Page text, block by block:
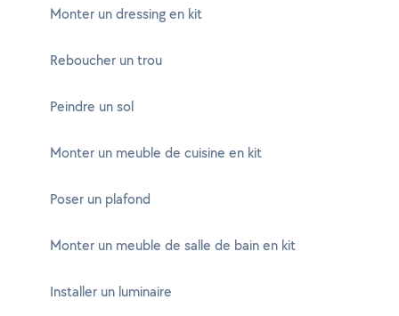
Monter un dressing en kit
Reboucher un trou
Peindre un sol
Monter un meuble de cuisine en kit
Poser un plafond
Monter un meuble de salle de bain en kit
Installer un luminaire